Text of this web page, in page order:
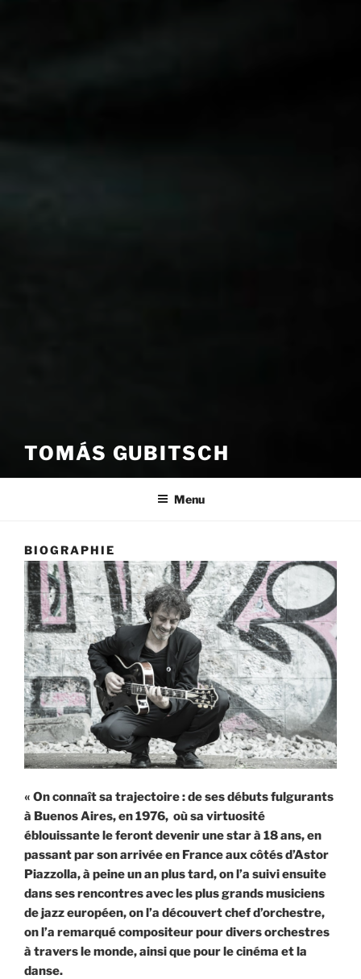
TOMÁS GUBITSCH
Menu
BIOGRAPHIE
« On connaît sa trajectoire : de ses débuts fulgurants
à Buenos Aires, en 1976, où sa virtuosité
éblouissante le feront devenir une star à 18 ans, en
passant par son arrivée en France aux côtés d’Astor
Piazzolla, à peine un an plus tard, on l’a suivi ensuite
dans ses rencontres avec les plus grands musiciens
de jazz européen, on l’a découvert chef d’orchestre,
on l’a remarqué compositeur pour divers orchestres
à travers le monde, ainsi que pour le cinéma et la
danse.